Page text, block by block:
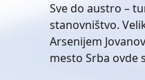
Sve do austro –
stanovništvo.
Arsenijem
mesto Srba ovde